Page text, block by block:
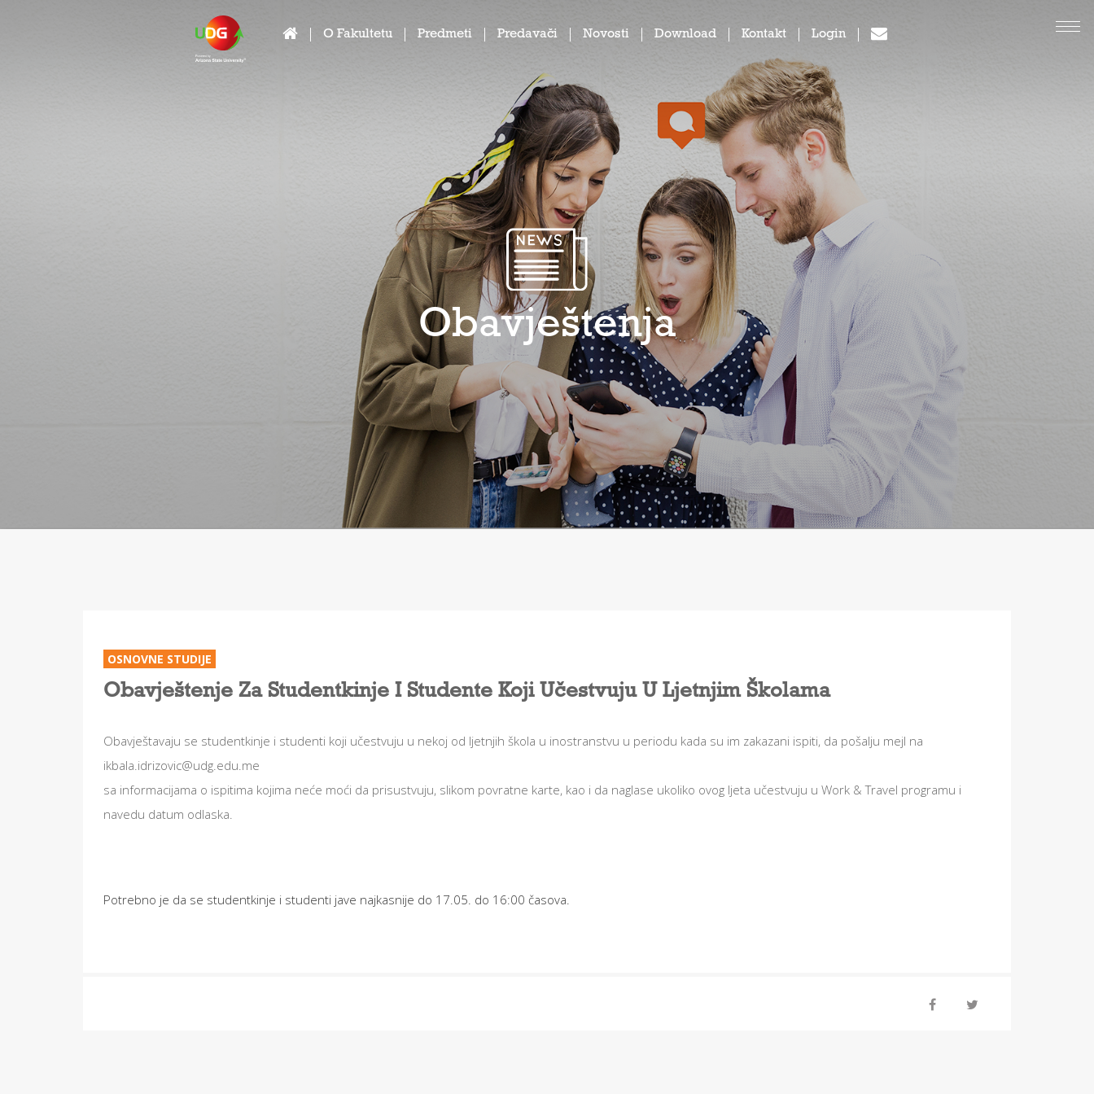
O Fakultetu Predmeti Predavači Novosti Download Kontakt Login
Obavještenja
OSNOVNE STUDIJE
Obavještenje Za Studentkinje I Studente Koji Učestvuju U Ljetnjim Školama
Obavještavaju se studentkinje i studenti koji učestvuju u nekoj od ljetnjih škola u inostranstvu u periodu kada su im zakazani ispiti, da pošalju mejl na
ikbala.idrizovic@udg.edu.me
sa informacijama o ispitima kojima neće moći da prisustvuju, slikom povratne karte, kao i da naglase ukoliko ovog ljeta učestvuju u Work & Travel programu i
navedu datum odlaska.
Potrebno je da se studentkinje i studenti jave najkasnije do 17.05. do 16:00 časova.